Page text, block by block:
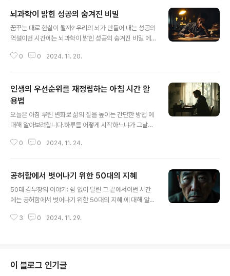
들'소년이 온다'의 주인공 동호는 광주 민주화 운동 당시 희
생된 소년을 상징합니다. 동호는 친구의 죽음을 목격하고
시신을 정리하는 일을 맡습니다. 결국 동호 자신도 희생되
심으로 애도했는가?"이 소설의 중요한 주제는 '애도의 부
뇌과학이 밝힌 성공의 숨겨진 비밀
꿈꾸는 대로 현실이 될까? 우리의 뇌가 만들어 내는 성공의
역설이번 시간에는 뇌과학이 밝힌 성공의 숨겨진 비밀 에
한다고 믿는가? 아니면 책을 하루에 몇 권씩 읽어나가는 끈
정당화에 깊은 의문을 제기합니다. "생각은 내가 하고 행동
은 뇌가 한다"는 뇌과학적 주장은, 우리의 무의식적인 신념
이 성공을 어떻게 정의하고 이끄는지를 보여줍니다. 어쩌
면 꿈꾸는 대로 현실이 될 수 있다는 그 말이 진실일지도 모
릅니다.노력을 덜어내고 생각을 재설계하라강범구 작가는
'부의 역설'이라는 책을 통해 인간의 뇌는 일종의 정보 필터
0 0 2024. 11. 20.
인생의 우선순위를 재정립하는 아침 시간 활
용법
오늘은 아침 루틴 변화로 삶의 질을 높이는 간단한 방법 에
대해 알아보려합니다.하루를 어떻게 시작하느냐가 그날의
면 가장 먼저 무엇을 하시나요? 대개 사람들은 눈을 뜨자마
조금 바꿔보면 생각보다 큰 변화가 일어날 수 있습니다.아
침은 단순히 하루를 시작하는 시간이 아닙니다. 아침에 무
엇을 하느냐는 우리의 정신 상태와 기분을 결정하고, 하루
분이라도 아침 시간을 어떻게 보내느냐가 우리 삶에 큰 변
0 0 2024. 11. 24.
공허함에서 벗어나기 위한 50대의 지혜
50대 김부장의 이야기: 쉼 없이 달린 그 끝에서이번 시간
에는 공허함에서 벗어나기 위한 50대의 지혜 에 대해 알아
잡기 위해 달렸고, 누구보다 열심히 일했습니다. 40대에는
니다. 그렇게 수십 년을 보내며 그는 꿈을 미뤄두고 앞으로
나아갔습니다.그러나 50대가 된 지금, 김부장은 답답함을
3 0 2024. 11. 29.
이 블로그 인기글